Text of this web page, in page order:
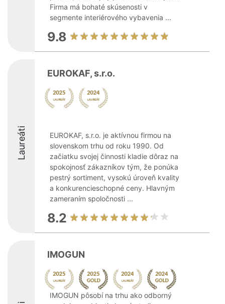
Firma má bohaté skúsenosti v
segmente interiérového vybavenia ...
9.8
Laureáti
EUROKAF, s.r.o.
EUROKAF, s.r.o. je aktívnou firmou na
slovenskom trhu od roku 1990. Od
začiatku svojej činnosti kladie dôraz na
spokojnosť zákazníkov tým, že ponúka
pestrý sortiment, vysokú úroveň kvality
a konkurencieschopné ceny. Hlavným
zameraním spoločnosti ...
8.2
IMOGUN
IMOGUN pôsobí na trhu ako odborný